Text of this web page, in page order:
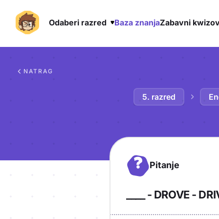
Odaberi razred Baza znanjaZabavni
NATRAG
5. razred
? Pitanje
____ - DROVE -